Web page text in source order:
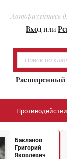
Авторизуйтесь
Входили
Расширенный
Бакланов
Григорий
Яковлевич